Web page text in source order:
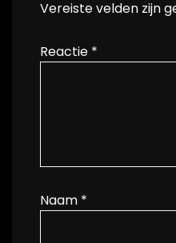
Vereiste velden zijn
Reactie *
Naam *